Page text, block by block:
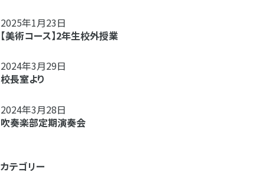
2025年1月23日
【美術コース】2年生校外授業
2024年3月29日
校長室より
2024年3月28日
吹奏楽部定期演奏会
カテゴリー